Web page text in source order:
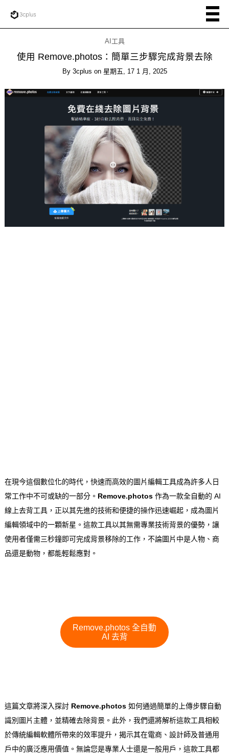
AI工具
使用 Remove.photos：簡單三步驟完成背景去除
By 3cplus on 星期五, 17 1 月, 2025
在現今這個數位化的時代，快速而高效的圖片編輯工具成為許多人日
常工作中不可或缺的一部分。 Remove.photos作為一款全自動的 AI
線上去背工具，正以其先進的技術和便捷的操作迅速崛起，成為圖片
編輯領域中的一顆新星。這款工具以其無需專業技術背景的優勢，讓
使用者僅需三秒鐘即可完成背景移除的工作，不論圖片中是人物、商
品還是動物，都能輕鬆應對。
Remove.photos 全自動
AI 去背
這篇文章將深入探討 Remove.photos如何通過簡單的上傳步驟自動
識別圖片主體，並精確去除背景。此外，我們還將解析這款工具相較
於傳統編輯軟體所帶來的效率提升，揭示其在電商、設計師及普通用
戶中的廣泛應用價值。無論您是專業人士還是一般用戶，這款工具都